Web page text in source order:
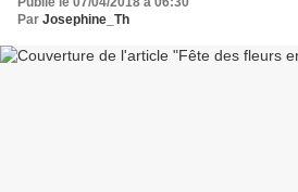
Par Josephine_Th